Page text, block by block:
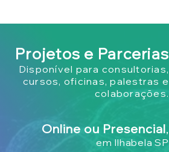
Projetos e Parcerias
Disponível para consultorias,
cursos, oficinas, palestras e
colaborações.
Online ou Presencial,
em Ilhabela SP